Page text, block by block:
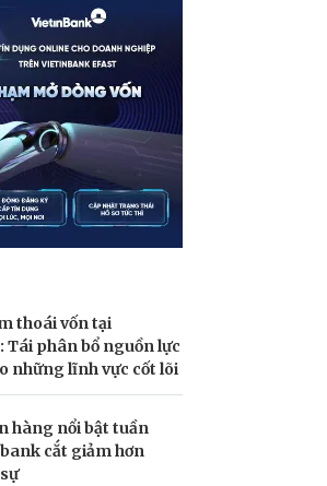
thoái vốn tại
Tái phân bổ nguồn lực
những lĩnh vực cốt lõi
hàng nổi bật tuần
cắt giảm hơn